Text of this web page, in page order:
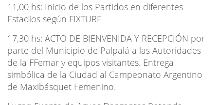
11,00 hs: Inicio de los Partidos en diferentes
Estadios según FIXTURE
17,30 hs: ACTO DE BIENVENIDA Y RECEPCIÓN por
parte del Municipio de Palpalá a las Autoridades
de la FFemar y equipos visitantes. Entrega
simbólica de la Ciudad al Campeonato Argentino
de Maxibásquet Femenino.